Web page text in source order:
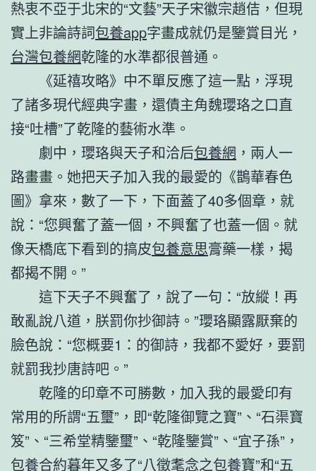
熱衷不亞于北宋的“文藝”天子宋徽宗趙佶，但現
實上非論詩詞包養app字畫成就仍是鑒賞目光，
台灣包養網乾隆的水準都很普通。
《延禧攻略》中不單反應了這一點，浮現
了諸多現代經典字畫，還債主角魏瓔珞之口直
接“吐槽”了乾隆的藝術水準。
劇中，瓔珞與天子和洽后包養網 ，兩人一
路畫畫。她把天子加入我的最愛的《鵲華春色
圖》拿來，數了一下，下面蓋了40多個章，就
說：“您興奮了蓋一個，不興奮了也蓋一個。就
像天橋底下看到的搞皮包養意思膏藥一樣，揭
都揭不開。”
這下天子不興奮了，說了一句：“放縱！再
敢亂說八道，朕罰你抄御詩。”瓔珞顯露厭棄的
臉色說：“您概要1：的御詩，我都不愛好，要罰
就罰我抄唐詩吧。”
乾隆的印章不可勝數，加入我的最愛印有
常用的所謂“五璽”，即“乾隆御覽之寶”、“石渠寶
笈”、“三希堂精鑒璽”、“乾隆鑒賞”、“宜子孫”，
包養合約暮年又多了“八徵耄念之包養寶”和“五